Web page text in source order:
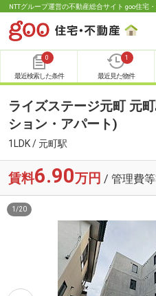
NTTグループ運営の不動産総合サイト goo住宅
0
最近検索した条件
1
最近見た物件
ライズステージ元町 元
ション・アパート)
1LDK / 元町駅
賃料6.90万円 / 管理費
1 /20